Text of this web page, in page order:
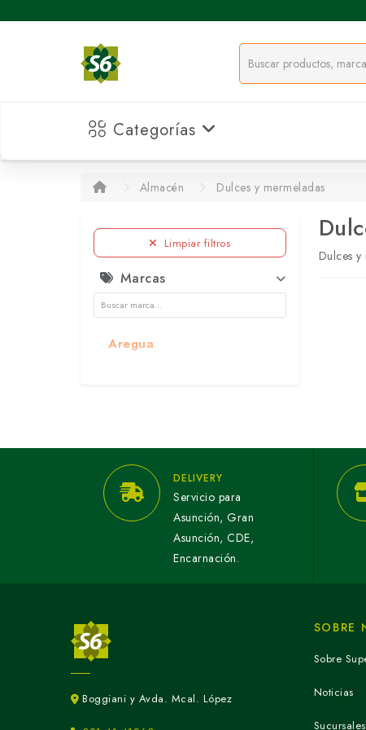
Categorías
Almacén Dulces y mermeladas
Limpiar filtros
Marcas
Aregua
Dulces y
DELIVERY
Servicio para
Asunción, Gran
Asunción, CDE,
Encarnación.
Boggiani y Avda. Mcal. López
SOBRE
Sobre
Noticias
Sucursales